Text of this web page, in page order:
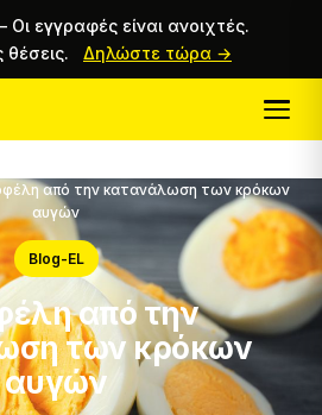
Οι εγγραφές είναι ανοιχτές.
θέσεις.
Δηλώστε τώρα →
από την κατανάλωση των κρόκων
αυγών
Blog-EL
από την
των κρόκων
αυγών